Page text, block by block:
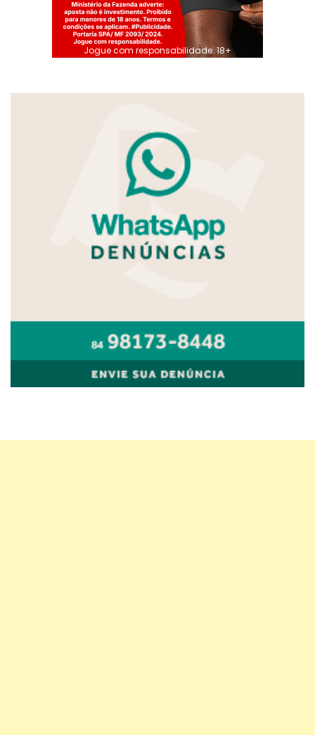
Jogue com responsabilidade. 18+